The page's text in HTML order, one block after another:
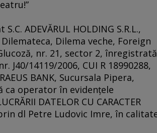
ADEVĂRUL HOLDING S.R.L.,
Dilema veche, Foreign
nr. 21, sector 2, înregistrată
14119/2006, CUI R 18990288,
BANK, Sucursala Pipera,
ca operator în evidenţele
DATELOR CU CARACTER
dl Petre Ludovic Imre, în